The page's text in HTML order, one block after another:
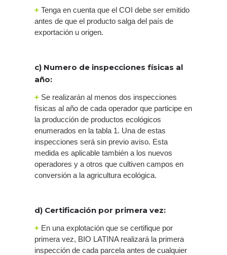
+ Tenga en cuenta que el COI debe ser emitido
antes de que el producto salga del país de
exportación u origen.
c) Numero de inspecciones físicas al
año:
+ Se realizarán al menos dos inspecciones
físicas al año de cada operador que participe en
la producción de productos ecológicos
enumerados en la tabla 1. Una de estas
inspecciones será sin previo aviso. Esta
medida es aplicable también a los nuevos
operadores y a otros que cultiven campos en
conversión a la agricultura ecológica.
d) Certificación por primera vez:
+ En una explotación que se certifique por
primera vez, BIO LATINA realizará la primera
inspección de cada parcela antes de cualquier